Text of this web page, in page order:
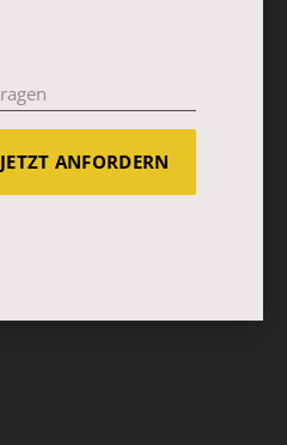
JETZT ANFORDERN